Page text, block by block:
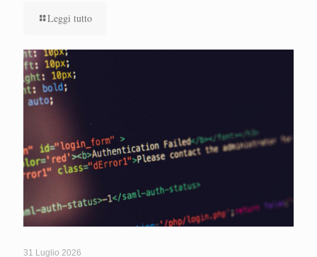
Leggi tutto
31 Luglio 2026